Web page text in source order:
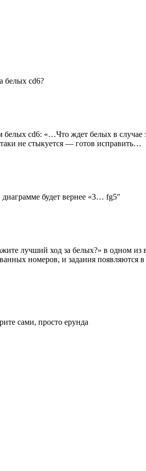
белых cd6?
cd6: «…Что ждет белых в
не стыкуется — готов исправить…
будет вернее «3… fg5″
лучший ход за белых?» в одном
номеров, и задания появляются
сами, просто ерунда